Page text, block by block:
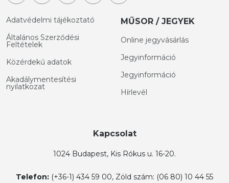
Adatvédelmi tájékoztató
Általános Szerződési
Feltételek
Közérdekű adatok
Akadálymentesítési
nyilatkozat
MŰSOR / JEGYEK
Online jegyvásárlás
Jegyinformáció
Jegyinformáció
Hírlevél
Kapcsolat
1024 Budapest, Kis Rókus u. 16-20.
Telefon: (+36-1) 434 59 00, Zöld szám: (06 80) 10 44 55